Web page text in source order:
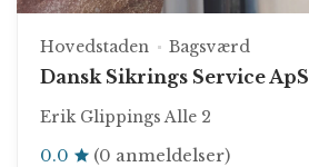
Hovedstaden Bagsværd
Dansk Sikrings Service ApS
Erik Glippings Alle 2
0.0 (0 anmeldelser)